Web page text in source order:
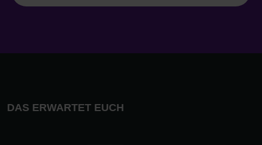
DAS ERWARTET EUCH